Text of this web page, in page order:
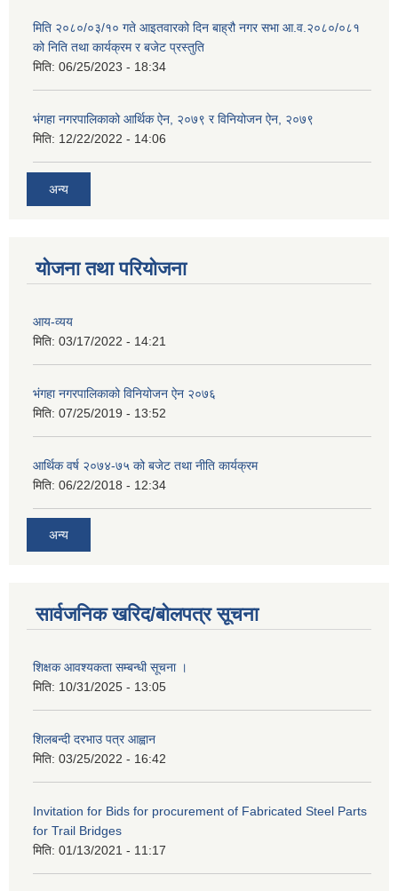
मिति २०८०/०३/१० गते आइतवारको दिन बाह्रौ नगर सभा आ.व.२०८०/०८१
को निति तथा कार्यक्रम र बजेट प्रस्तुति
मिति: 06/25/2023 - 18:34
भंगहा नगरपालिकाको आर्थिक ऐन, २०७९ र विनियोजन ऐन, २०७९
मिति: 12/22/2022 - 14:06
अन्य
योजना तथा परियोजना
आय-व्यय
मिति: 03/17/2022 - 14:21
भंगहा नगरपालिकाको विनियोजन ऐन २०७६
मिति: 07/25/2019 - 13:52
आर्थिक वर्ष २०७४-७५ को बजेट तथा नीति कार्यक्रम
मिति: 06/22/2018 - 12:34
अन्य
सार्वजनिक खरिद/बोलपत्र सूचना
शिक्षक आवश्यकता सम्बन्धी सूचना ।
मिति: 10/31/2025 - 13:05
शिलबन्दी दरभाउ पत्र आह्वान
मिति: 03/25/2022 - 16:42
Invitation for Bids for procurement of Fabricated Steel Parts
for Trail Bridges
मिति: 01/13/2021 - 11:17